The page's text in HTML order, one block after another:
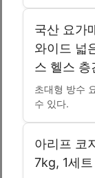
국산 요가
와이드 넓
스 헬스 층
초대형 방수
수 있다.
아리프 코
7kg, 1세트